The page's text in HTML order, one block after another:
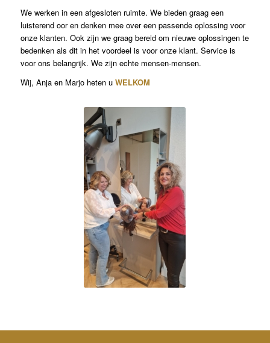
We werken in een afgesloten ruimte. We bieden graag een
luisterend oor en denken mee over een passende oplossing voor
onze klanten. Ook zijn we graag bereid om nieuwe oplossingen te
bedenken als dit in het voordeel is voor onze klant. Service is
voor ons belangrijk. We zijn echte mensen-mensen.
Wij, Anja en Marjo heten u WELKOM